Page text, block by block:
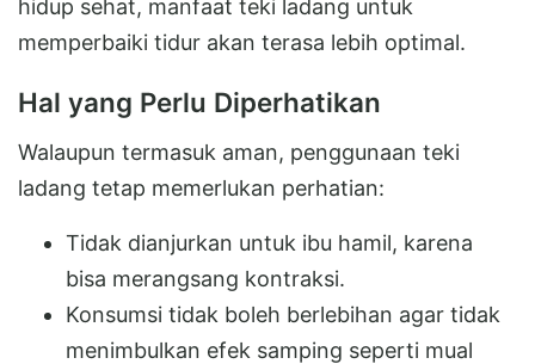
hidup sehat, manfaat teki ladang untuk
memperbaiki tidur akan terasa lebih optimal.
Hal yang Perlu Diperhatikan
Walaupun termasuk aman, penggunaan teki
ladang tetap memerlukan perhatian:
Tidak dianjurkan untuk ibu hamil, karena
bisa merangsang kontraksi.
Konsumsi tidak boleh berlebihan agar tidak
menimbulkan efek samping seperti mual